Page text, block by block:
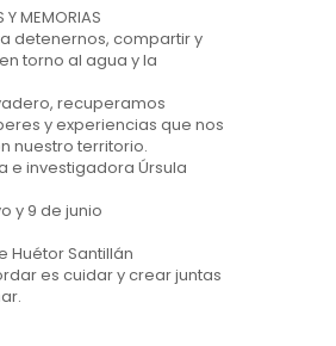
Y MEMORIAS
detenernos, compartir y
torno al agua y la
recuperamos
y experiencias que nos
nuestro territorio.
e investigadora Úrsula
y 9 de junio
Huétor Santillán
es cuidar y crear juntas